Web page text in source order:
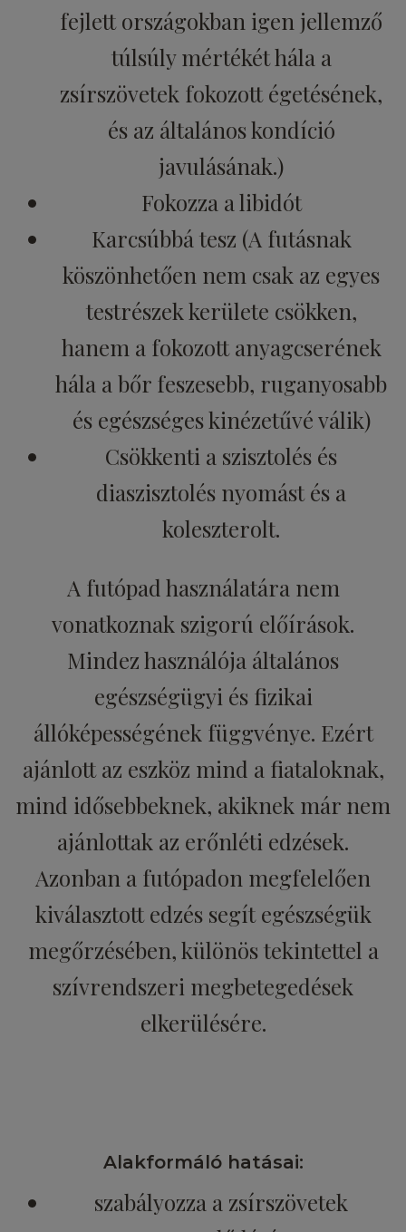
fejlett országokban igen jellemző
túlsúly mértékét hála a
zsírszövetek fokozott égetésének,
és az általános kondíció
javulásának.)
Fokozza a libidót
Karcsúbbá tesz (A futásnak
köszönhetően nem csak az egyes
testrészek kerülete csökken,
hanem a fokozott anyagcserének
hála a bőr feszesebb, ruganyosabb
és egészséges kinézetűvé válik)
Csökkenti a szisztolés és
diaszisztolés nyomást és a
koleszterolt.
A futópad használatára nem
vonatkoznak szigorú előírások.
Mindez használója általános
egészségügyi és fizikai
állóképességének függvénye. Ezért
ajánlott az eszköz mind a fiataloknak,
mind idősebbeknek, akiknek már nem
ajánlottak az erőnléti edzések.
Azonban a futópadon megfelelően
kiválasztott edzés segít egészségük
megőrzésében, különös tekintettel a
szívrendszeri megbetegedések
elkerülésére.
Alakformáló hatásai:
szabályozza a zsírszövetek